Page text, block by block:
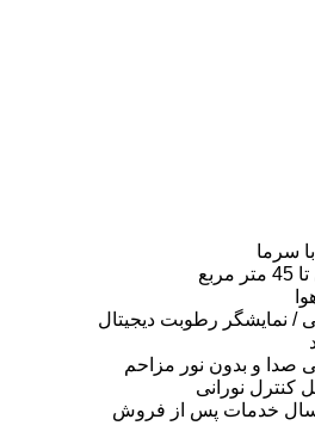
سرما
رطوبت دیجیتال
و بدون نور مزاحم
نورانی